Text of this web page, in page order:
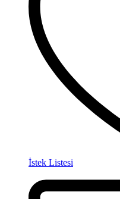
İstek Listesi